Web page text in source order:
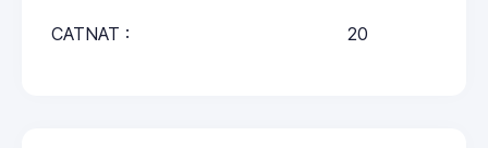
CATNAT : 20